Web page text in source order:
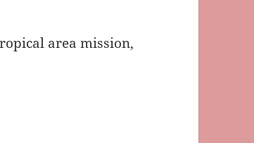
area mission,